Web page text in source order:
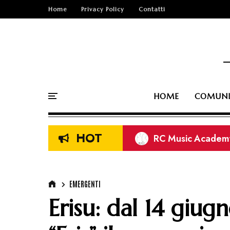
Home Privacy Policy Contatti
HOME
HOT RC Music
Folkstone: si
“Audi Sport” il
EMERGENTI
Erisu: dal 14